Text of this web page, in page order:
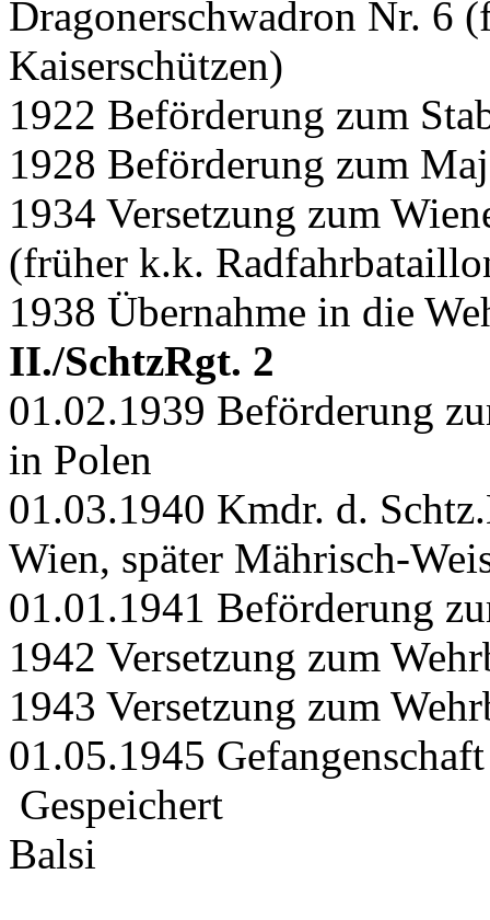
Dragonerschwadron Nr. 6
Kaiserschützen)
1922 Beförderung zum
1928 Beförderung zum
1934 Versetzung zum
(früher k.k.
1938 Übernahme in die
II./SchtzRgt. 2
01.02.1939 Beförderung
in Polen
01.03.1940 Kmdr. d.
Wien, später Mährisch-
01.01.1941 Beförderung
1942 Versetzung zum
1943 Versetzung zum
01.05.1945 Gefangenschaft
Gespeichert
Balsi